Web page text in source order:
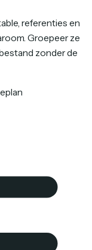
referenties en
Groepeer ze
zonder de